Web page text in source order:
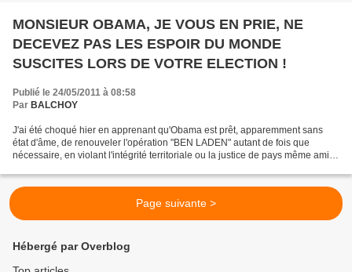
MONSIEUR OBAMA, JE VOUS EN PRIE, NE
DECEVEZ PAS LES ESPOIR DU MONDE
SUSCITES LORS DE VOTRE ELECTION !
Publié le 24/05/2011 à 08:58
Par BALCHOY
J'ai été choqué hier en apprenant qu'Obama est prêt, apparemment sans
état d'âme, de renouveler l'opération "BEN LADEN" autant de fois que
nécessaire, en violant l'intégrité territoriale ou la justice de pays même amis,
Page suivante >
Hébergé par Overblog